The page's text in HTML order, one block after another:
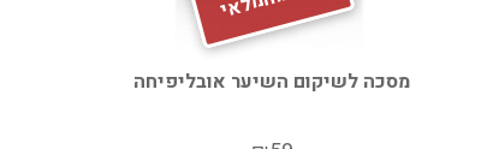
מסכה לשיקום השיער אובליפיחה